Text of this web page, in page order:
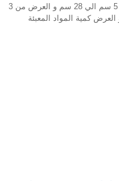
المواصفات حجم الكيس الطول من 5 سم الي 28 سم و العرض من 3
و العرض كمية المواد المعبئة